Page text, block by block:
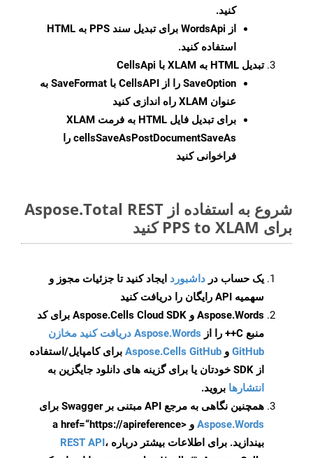
کنید.
از WordsApi برای تبدیل سند PPS به HTML
استفاده کنید.
تبدیل HTML به XLAM با CellsApi
SaveOption
را از CellsAPI با SaveFormat به
عنوان XLAM راه اندازی کنید
برای تبدیل فایل HTML به فرمت
XLAM
cellsSaveAsPostDocumentSaveAs را
فراخوانی کنید
شروع به استفاده از Aspose.Total REST
برای PPS to XLAM کنید
یک حساب در داشبورد ایجاد کنید تا جزئیات مجوز و
سهمیه API رایگان را دریافت کنید
Aspose.Words و Aspose.Cells Cloud SDK برای کد
منبع C++ را از
Aspose.Words دریافت کنید مخازن
GitHub و Aspose.Cells GitHub برای کامپایل/استفاده
از SDK خودتان یا برای گزینه های دانلود جایگزین به
انتشارها بروید.
همچنین نگاهی به مرجع API مبتنی بر Swagger برای
Aspose.Words
و <a href=“https://apireference
بیندازید. برای اطلاعات بیشتر درباره REST API،